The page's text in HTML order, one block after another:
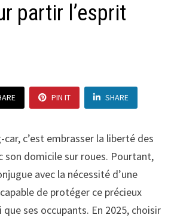
partir l’esprit
PIN IT SHARE
c’est embrasser la liberté des
son domicile sur roues. Pourtant,
avec la nécessité d’une
de protéger ce précieux
ses occupants. En 2025, choisir